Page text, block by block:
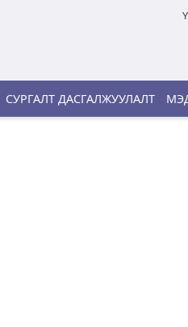
СУРГАЛТ ДАСГАЛЖУУЛАЛТ